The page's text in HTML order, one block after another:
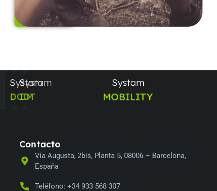
Ver
servicio
Systam
DCIM
Systam
IOT
Systam
MOBILITY
Contacto
Vía Augusta, 2bis, Planta 5, 08006 – Barcelona,
España
Teléfono: +34 933 568 307